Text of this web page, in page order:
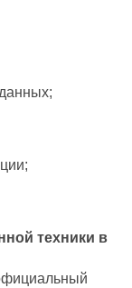
техники в